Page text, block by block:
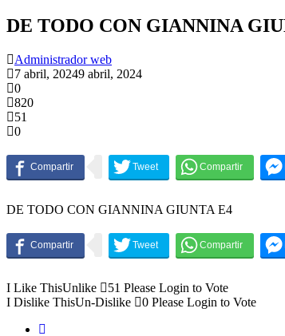
DE TODO CON GIANNINA
Administrador web
7 abril, 20249 abril, 2024
0
820
51
0
DE TODO CON GIANNINA GIUNTA E4
I Like ThisUnlike 51 Please Login to Vote
I Dislike ThisUn-Dislike 0 Please Login to Vote